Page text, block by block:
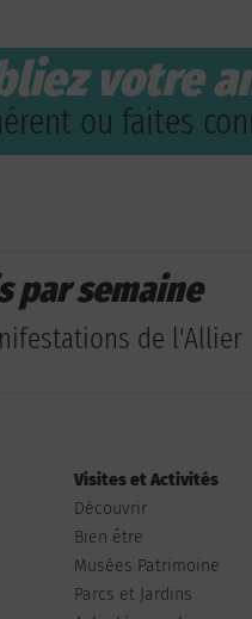
votre
ou faites
par semaine
de l'Allier
Visites et Activités
Découvrir
Bien être
Musées Patrimoine
Parcs et Jardins